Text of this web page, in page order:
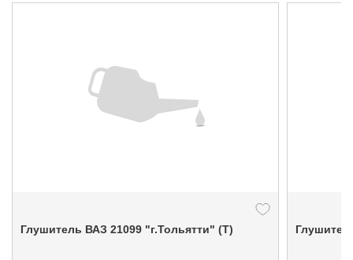
Глушитель ВАЗ 21099 "г.Тольятти" (Т)